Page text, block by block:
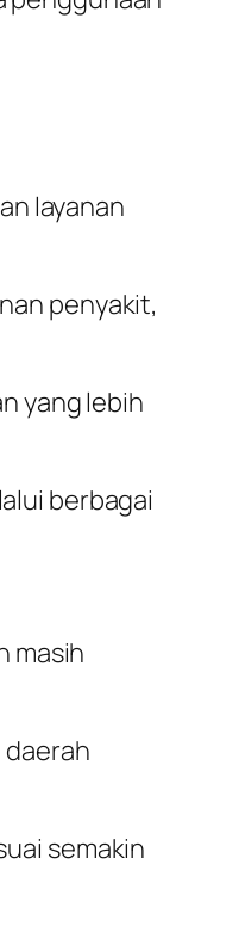
layanan
penyakit,
yang lebih
berbagai
masih
daerah
semakin